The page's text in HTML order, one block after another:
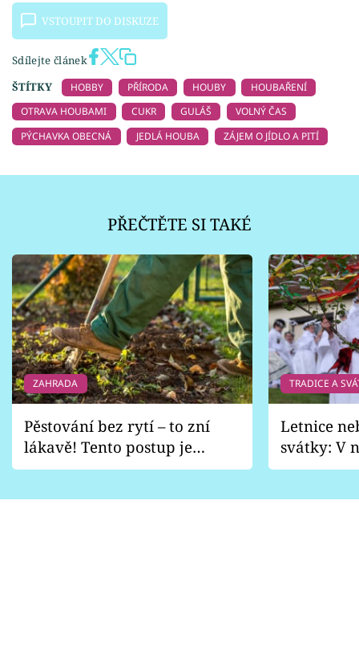
VSTOUPIT DO DISKUZE
Sdílejte článek
ŠTÍTKY
HOBBY PŘÍRODA HOUBY
HOUBAŘENÍ
OTRAVA HOUBAMI
CUKR GULÁŠ
VOLNÝ ČAS
PÝCHAVKA OBECNÁ
JEDLÁ HOUBA ZÁJEM O JÍDLO A PITÍ
PŘEČTĚTE SI TAKÉ
ZAHRADA
Pěstování bez rytí – to zní
lákavě! Tento postup je
vhodný jen pro některé
TRADICE A
Letnice
svátky: V
pondělí